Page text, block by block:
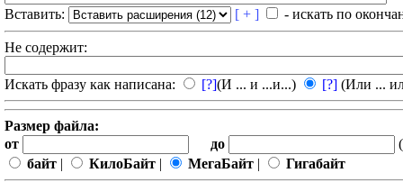
Вставить:
[ + ] - искать по
Не содержит:
Искать фразу как написана: [?](И ... и ...и...) [?] (Или ...
Размер файла:
от
до
байт | КилоБайт | МегаБайт | Гигабайт